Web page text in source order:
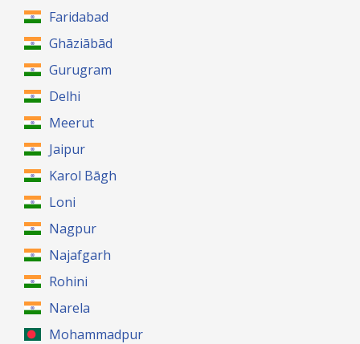
Faridabad
Ghāziābād
Gurugram
Delhi
Meerut
Jaipur
Karol Bāgh
Loni
Nagpur
Najafgarh
Rohini
Narela
Mohammadpur